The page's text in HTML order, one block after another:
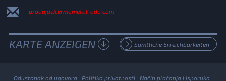
prodaja@termometal-ada.com
Sämtliche Erreichbarkeiten
KARTE ANZEIGEN
Odustanak od ugovora Politika privatnosti Način plaćanja i isporuka